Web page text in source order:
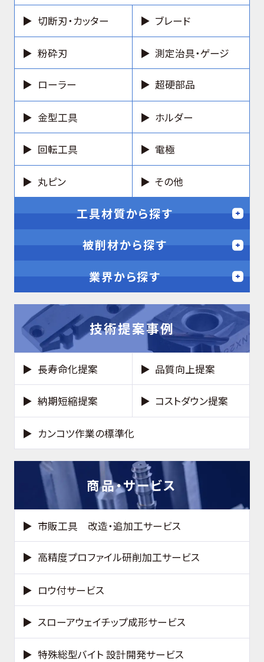
切断刃・カッター ブレード
粉砕刃 測定治具・ゲージ
ローラー 超硬部品
金型工具 ホルダー
回転工具 電極
丸ピン その他
工具材質から探す
被削材から探す
業界から探す
技術提案事例
長寿命化提案 品質向上提案
納期短縮提案 コストダウン提案
カンコツ作業の標準化
商品・サービス
市販工具 改造・追加工サービス
高精度プロファイル研削加工サービス
ロウ付サービス
スローアウェイチップ成形サービス
特殊総型バイト 設計開発サービス